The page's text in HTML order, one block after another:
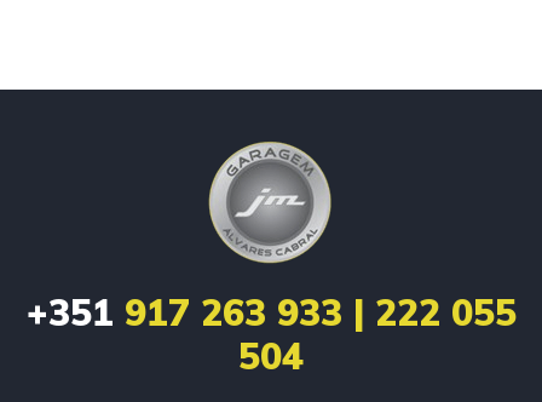
+351 917 263 933 | 222 055
504